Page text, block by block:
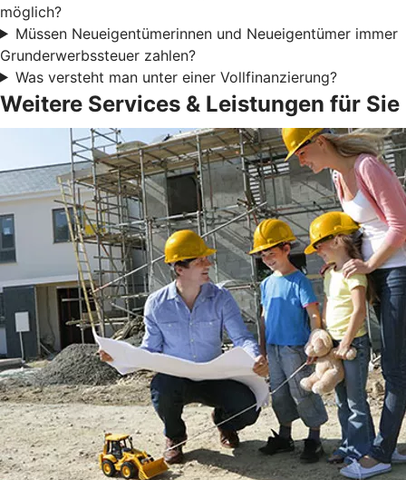
möglich?
Müssen Neueigentümerinnen und Neueigentümer immer
Grunderwerbssteuer zahlen?
Was versteht man unter einer Vollfinanzierung?
Weitere Services & Leistungen für Sie